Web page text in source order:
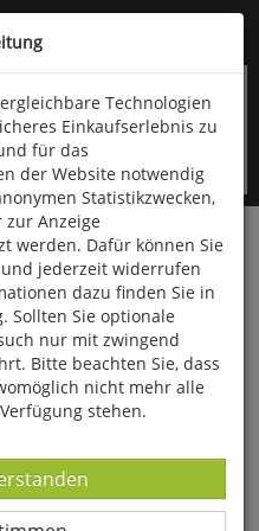
960
Diverses
Technologien
Einkaufserlebnis zu
für das
der Website notwendig
Statistikzwecken,
Anzeige
werden. Dafür können Sie
jederzeit widerrufen
dazu finden Sie in
Sollten Sie optionale
nur mit zwingend
Bitte beachten Sie, dass
nicht mehr alle
stehen.
-